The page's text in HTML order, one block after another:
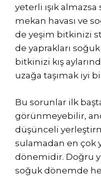
yeterli ışık
mekan havası ve
de yeşim bitkinizi
de yaprakları
bitkinizi kış
uzağa taşımak iyi
Bu sorunlar ilk
görünmeyebilir,
düşünceli
sulamadan en çok
dönemidir. Doğru
soğuk dönemde